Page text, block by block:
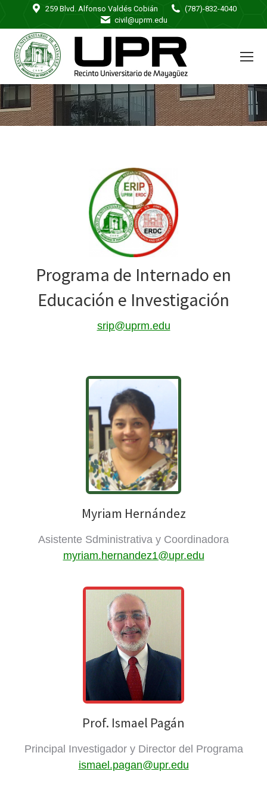
259 Blvd. Alfonso Valdés Cobián
(787)-832-4040
civil@uprm.edu
You are here:
Programa de Internado en
Educación e Investigación
srip@uprm.edu
Myriam Hernández
Asistente Sdministrativa y Coordinadora
myriam.hernandez1@upr.edu
Prof. Ismael Pagán
Principal Investigador y Director del Programa
ismael.pagan@upr.edu